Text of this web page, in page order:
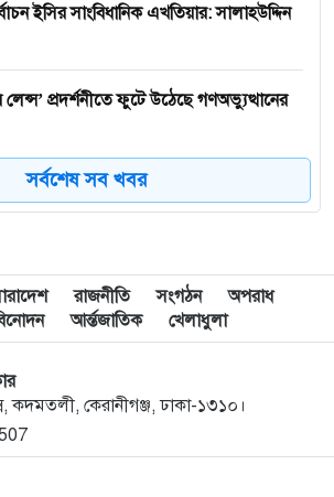
ইসির সাংবিধানিক এখতিয়ার: সালাহউদ্দিন
প্রদর্শনীতে ফুটে উঠেছে গণঅভ্যুত্থানের
স্বাগত জানাতে প্রস্তুত, কীভাবে আসবেন
হাসিনাকে পরওয়ার
যেসব জেলায় ৬০ কিমি বেগে ঝড়ের শঙ্কা
গড়বে, তবে এবার নয়: মেসি
সর্বশেষ সব খবর
রাজনীতি সংগঠন
অপরাধ
আর্ন্তজাতিক খেলাধুলা
কদমতলী, কেরানীগঞ্জ, ঢাকা-১৩১০।